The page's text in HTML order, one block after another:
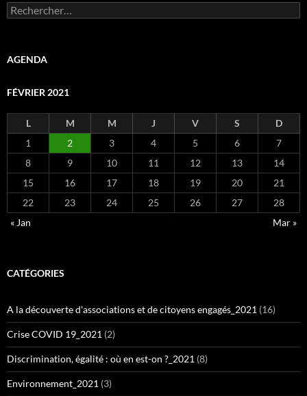
Rechercher :
AGENDA
FÉVRIER 2021
L M M J V S
D
1
2 3 4 5 6
7
8
9 10 11 12 13
14
15
16 17 18 19 20
21
22
23 24 25 26 27
28
« Jan
Mar »
CATÉGORIES
A la découverte d'associations et de citoyens engagés_2021 (16)
Crise COVID 19_2021 (2)
Discrimination, égalité : où en est-on ?_2021 (8)
Environnement_2021 (3)